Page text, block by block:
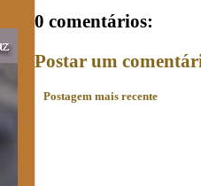
0 comentários:
Postar um
Postagem mais recente